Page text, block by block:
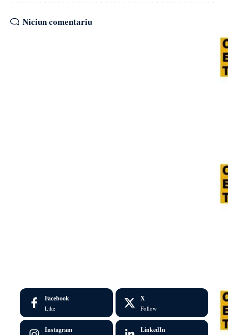
Niciun comentariu
Facebook
Like
X
Follow
Instagram LinkedIn